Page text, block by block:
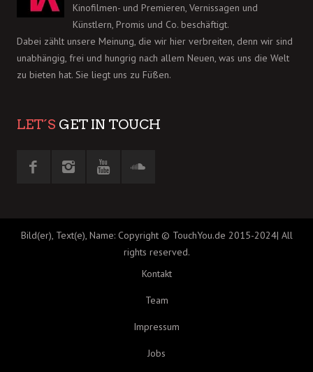
Kinofilmen- und Premieren, Vernissagen und
Künstlern, Promis und Co. beschäftigt.
Dabei zählt unsere Meinung, die wir hier verbreiten, denn wir sind
unabhängig, frei und hungrig nach allem Neuen, was uns die Welt
zu bieten hat. Sie liegt uns zu Füßen.
LET´S GET IN TOUCH
Bild(er), Text(e), Name: Copyright © TouchYou.de 2015-2024| All
rights reserved.
Kontakt
Team
Impressum
Jobs